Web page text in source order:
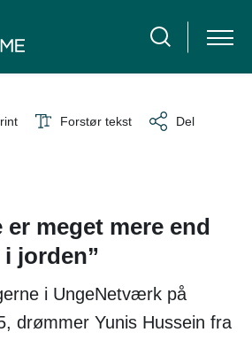
Forstør tekst Del
er meget mere end
jorden”
i UngeNetværk på
drømmer Yunis Hussein fra